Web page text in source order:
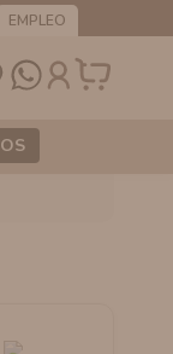
EMPLEO